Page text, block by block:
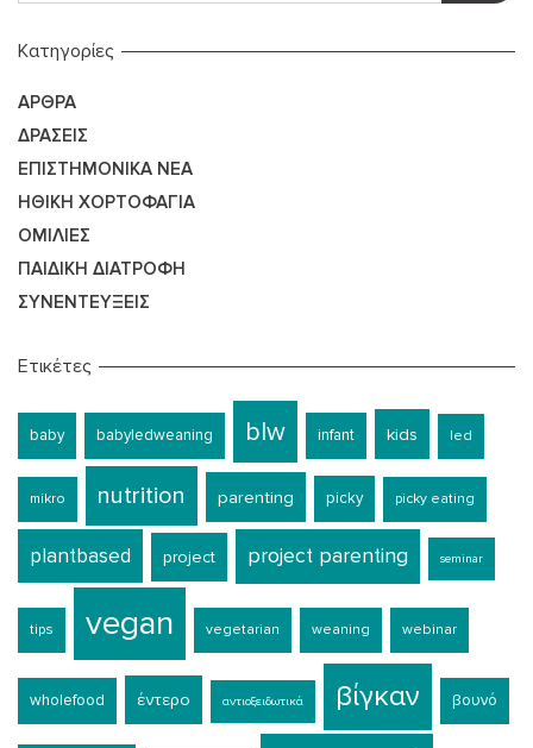
Kατηγορίες
ΆΡΘΡΑ
ΔΡΆΣΕΙΣ
ΕΠΙΣΤΗΜΟΝΙΚΆ ΝΈΑ
ΗΘΙΚΉ ΧΟΡΤΟΦΑΓΊΑ
ΟΜΙΛΊΕΣ
ΠΑΙΔΙΚΉ ΔΙΑΤΡΟΦΉ
ΣΥΝΕΝΤΕΎΞΕΙΣ
Ετικέτες
baby babyledweaning blw infant kids led
mikro nutrition parenting picky picky eating
plantbased project project parenting seminar
tips vegan vegetarian weaning webinar
wholefood έντερο αντιοξειδωτικά βίγκαν βουνό